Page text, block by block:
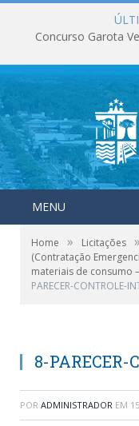
Concurso Garota
MENU
Home » Licitações »
(Contratação
materiais de consumo
PARECER-CONTROLE-
8-PARECER-
POR ADMINISTRADOR EM